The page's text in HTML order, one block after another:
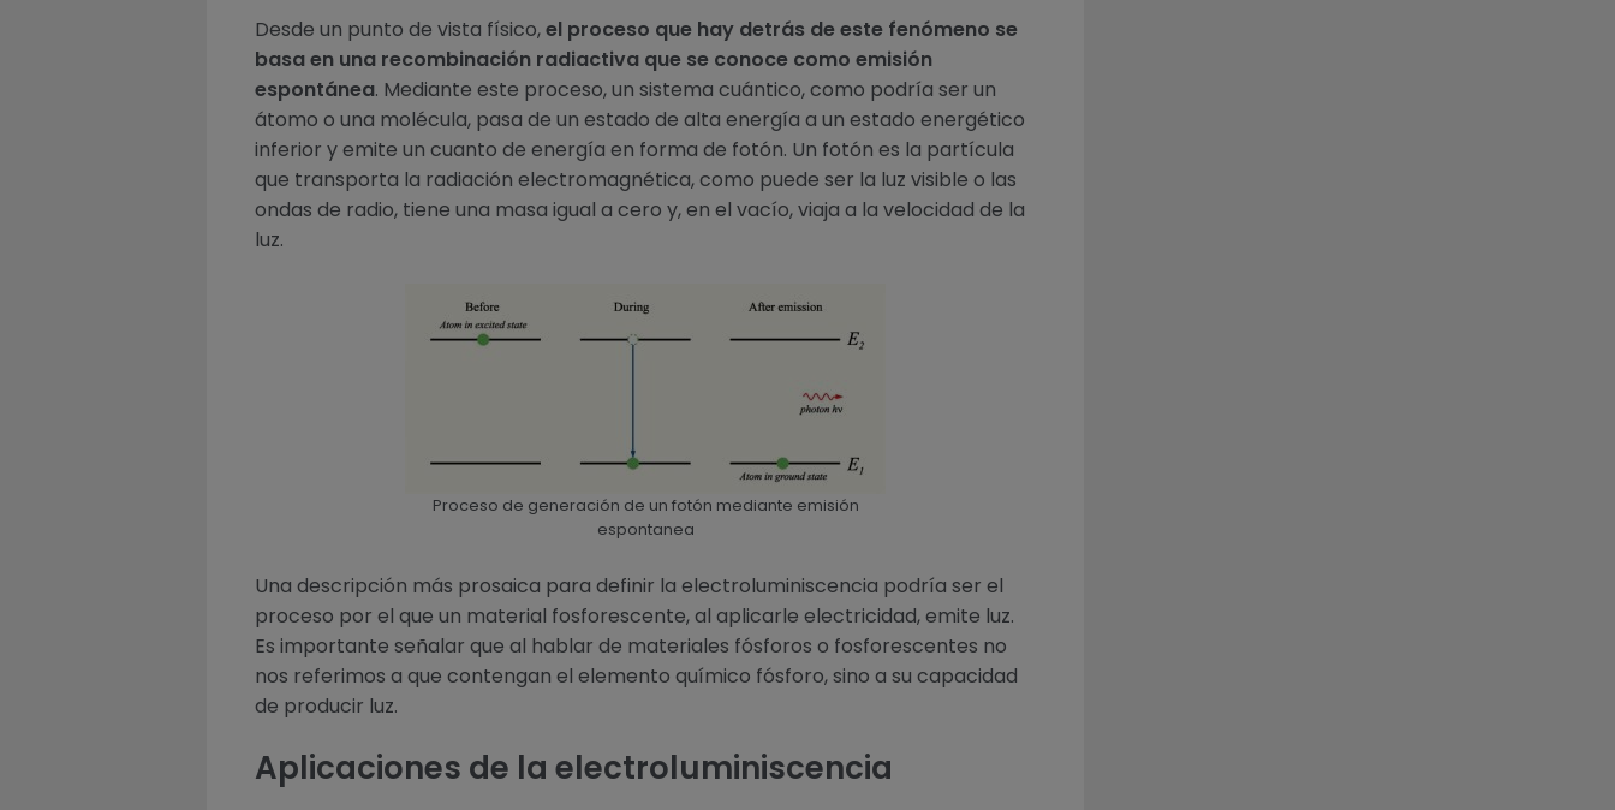
Desde un punto de vista físico,el proceso que hay detrás de este fenómeno se
basa en una recombinación radiactiva que se conoce como emisión
espontánea. Mediante este proceso, un sistema cuántico, como podría ser un
átomo o una molécula, pasa de un estado de alta energía a un estado energético
inferior y emite un cuanto de energía en forma de fotón. Un fotón es la partícula
que transporta la radiación electromagnética, como puede ser la luz visible o las
ondas de radio, tiene una masa igual a cero y, en el vacío, viaja a la velocidad de la
luz.
Proceso de generación de un fotón mediante emisión
espontanea
Una descripción más prosaica para definir la electroluminiscencia podría ser el
proceso por el que un material fosforescente, al aplicarle electricidad, emite luz.
Es importante señalar que al hablar de materiales fósforos o fosforescentes no
nos referimos a que contengan el elemento químico fósforo, sino a su capacidad
de producir luz.
Aplicaciones de la electroluminiscencia